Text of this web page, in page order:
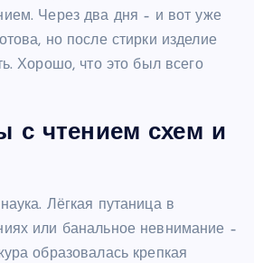
Через два дня – и вот уже
но после стирки изделие
Хорошо, что это был всего
с чтением схем и
Лёгкая путаница в
или банальное невнимание –
образовалась крепкая